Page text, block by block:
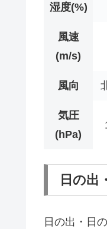
湿度(%)
風速
(m/s)
風向
気圧
(hPa)
日の出
日の出・日